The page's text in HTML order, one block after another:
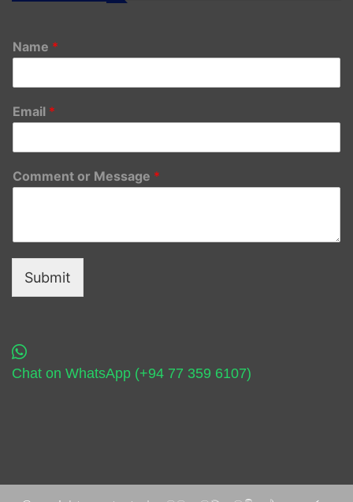
Name *
Email *
Comment or Message *
Submit
Chat on WhatsApp (+94 77 359 6107)